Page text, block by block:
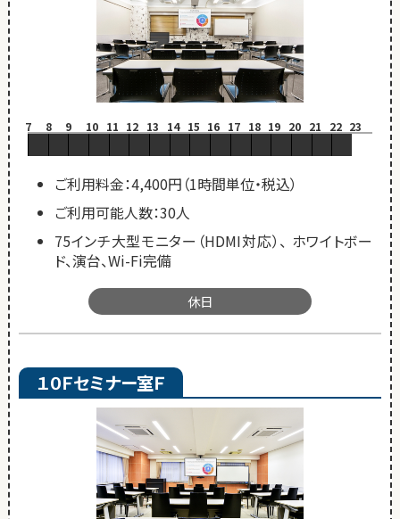
7 8 9 10 11 12 13 14 15 16 17 18 19 20 21 22 23
ご利用料金：4,400円（1時間単位・税込）
ご利用可能人数：30人
75インチ大型モニター（HDMI対応）、 ホワイトボー
ド、演台、Wi-Fi完備
休日
１０Ｆセミナー室Ｆ